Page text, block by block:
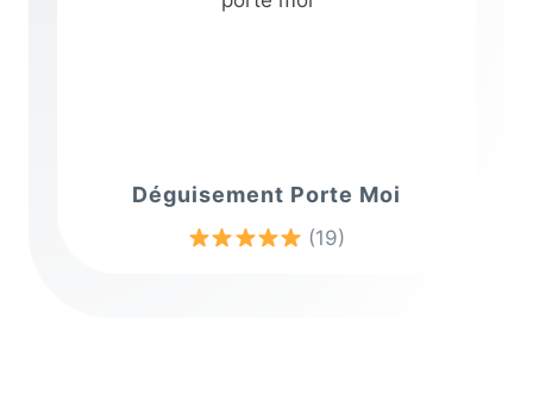
Déguisement Porte Moi
(19)